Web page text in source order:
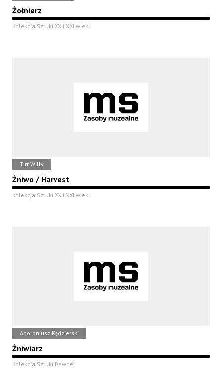
Żołnierz
Kolekcja Sztuki XX i XXI wieku
Tirr Willy
Żniwo / Harvest
Kolekcja Sztuki XX i XXI wieku
Apoloniusz Kędzierski
Żniwiarz
Kolekcja Sztuki Dawnej